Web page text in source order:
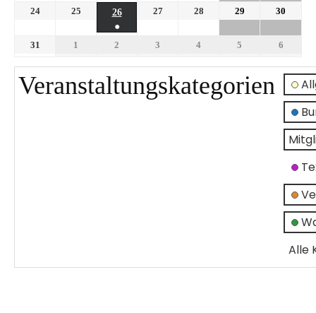
24 25
26
●
27 28 29 30
31 1 2 3 4 5 6
Veranstaltungskategorien
Alle